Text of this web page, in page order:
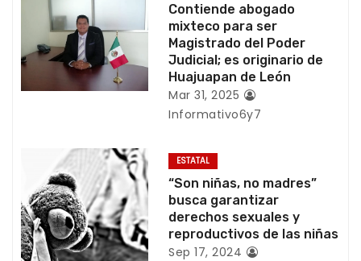
ó
n
e
n
Contiende abogado
mixteco para ser
Magistrado del Poder
Judicial; es originario de
Huajuapan de León
Mar 31, 2025
Informativo6y7
ESTATAL
“Son niñas, no madres”
busca garantizar
derechos sexuales y
reproductivos de las niñas
Sep 17, 2024